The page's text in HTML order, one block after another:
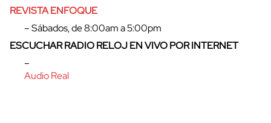
REVISTA ENFOQUE
– Sábados, de 8:00am a 5:00pm
ESCUCHAR RADIO RELOJ EN VIVO POR INTERNET
–
Audio Real